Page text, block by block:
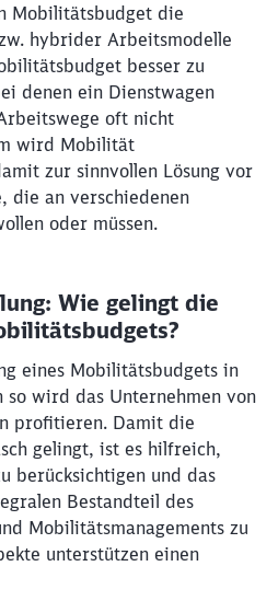
Mobilitätsbudget die
hybrider Arbeitsmodelle
besser zu
denen ein Dienstwagen
oft nicht
wird Mobilität
zur sinnvollen Lösung vor
die an verschiedenen
oder müssen.
Wie gelingt die
eines Mobilitätsbudgets in
so wird das Unternehmen von
profitieren. Damit die
gelingt, ist es hilfreich,
berücksichtigen und das
Bestandteil des
Mobilitätsmanagements zu
unterstützen einen